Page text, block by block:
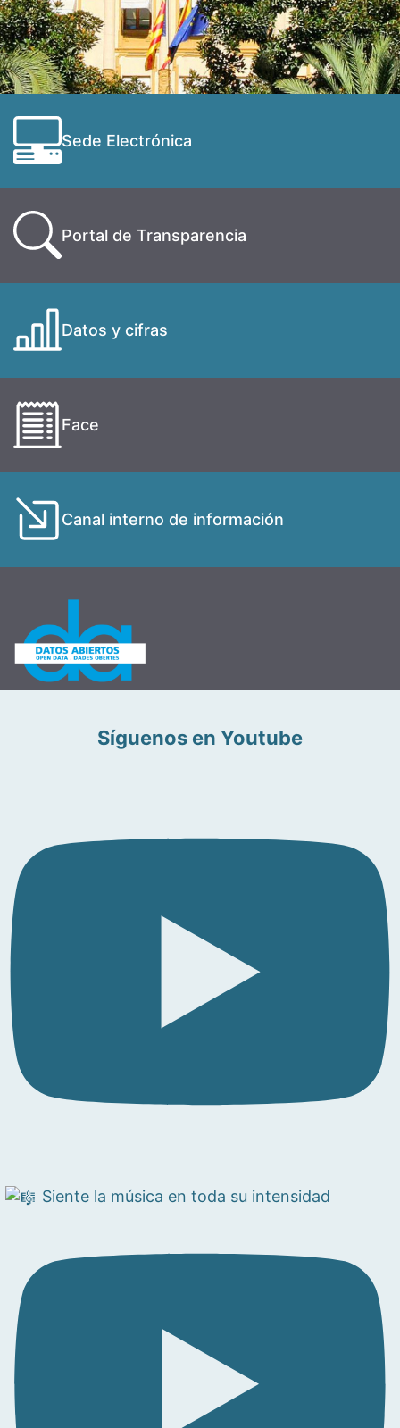
Sede Electrónica
Portal de Transparencia
Datos y cifras
Face
Canal interno de información
Síguenos en Youtube
Siente la música en toda su intensidad